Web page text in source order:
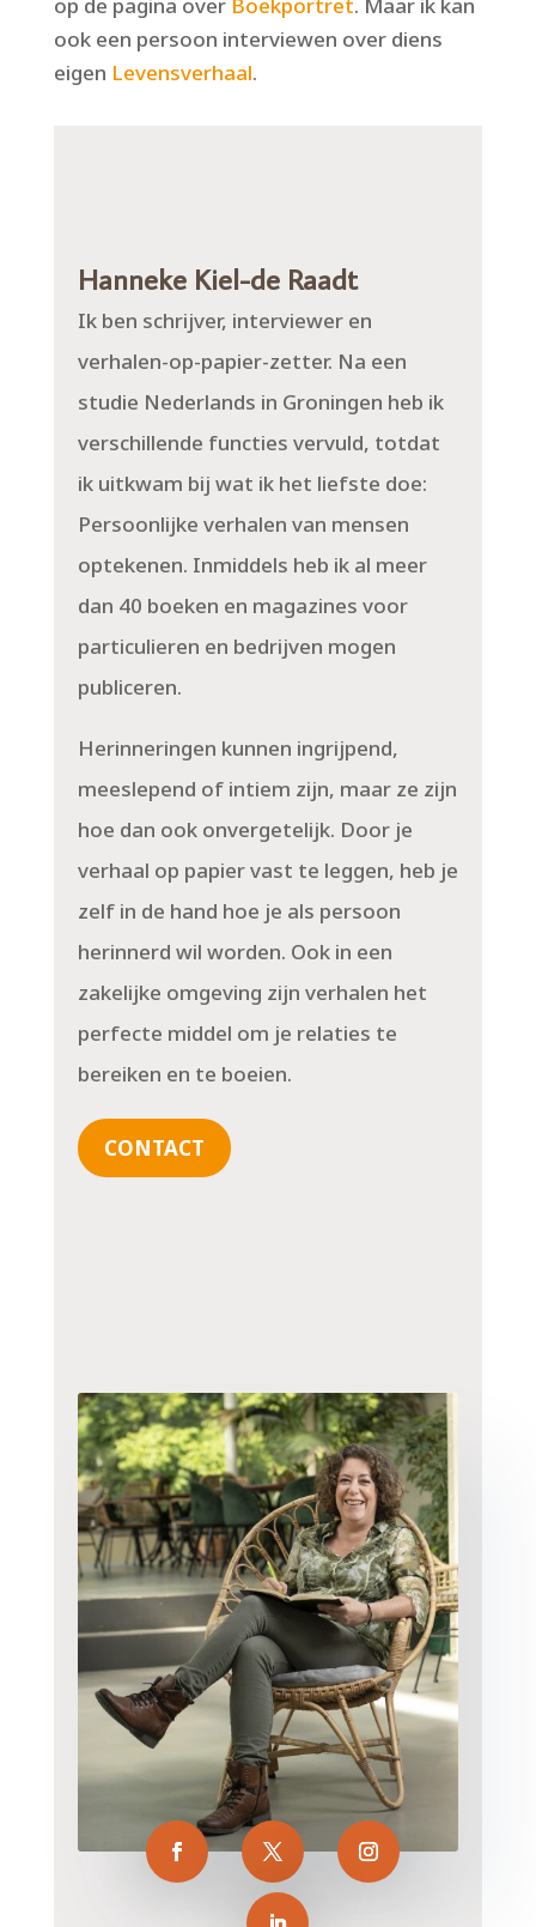
op de pagina over Boekportret. Maar ik kan
ook een persoon interviewen over diens
eigen Levensverhaal.
Hanneke Kiel-de Raadt
Ik ben schrijver, interviewer en
verhalen-op-papier-zetter. Na een
studie Nederlands in Groningen heb ik
verschillende functies vervuld, totdat
ik uitkwam bij wat ik het liefste doe:
Persoonlijke verhalen van mensen
optekenen. Inmiddels heb ik al meer
dan 40 boeken en magazines voor
particulieren en bedrijven mogen
publiceren.
Herinneringen kunnen ingrijpend,
meeslepend of intiem zijn, maar ze zijn
hoe dan ook onvergetelijk. Door je
verhaal op papier vast te leggen, heb je
zelf in de hand hoe je als persoon
herinnerd wil worden. Ook in een
zakelijke omgeving zijn verhalen het
perfecte middel om je relaties te
bereiken en te boeien.
CONTACT